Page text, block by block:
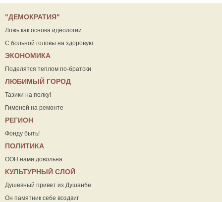
"ДЕМОКРАТИЯ"
Ложь как основа идеологии
С больной головы на здоровую
ЭКОНОМИКА
Поделятся теплом по-братски
ЛЮБИМЫЙ ГОРОД
Тазики на полку!
Гименей на ремонте
РЕГИОН
Фонду быть!
ПОЛИТИКА
ООН нами довольна
КУЛЬТУРНЫЙ СЛОЙ
Душевный привет из Душанбе
Он памятник себе воздвиг